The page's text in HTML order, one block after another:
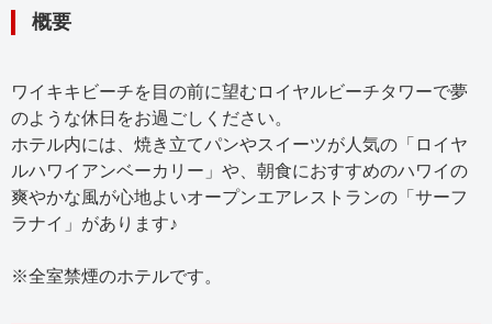
概要
ワイキキビーチを目の前に望むロイヤルビーチタワーで夢
のような休日をお過ごしください。
ホテル内には、焼き立てパンやスイーツが人気の「ロイヤ
ルハワイアンベーカリー」や、朝食におすすめのハワイの
爽やかな風が心地よいオープンエアレストランの「サーフ
ラナイ」があります♪
※全室禁煙のホテルです。